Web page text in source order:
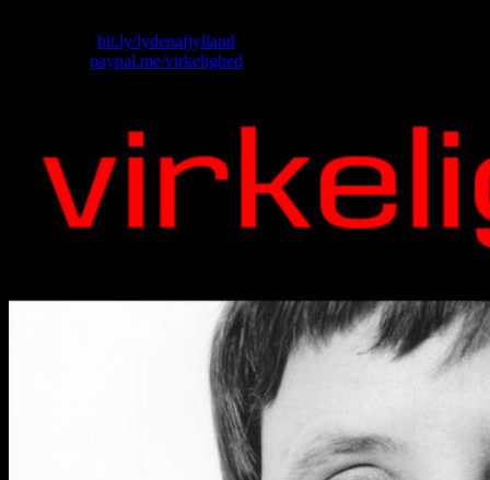
bit.ly/lydenafjylland
paypal.me/virkelighed